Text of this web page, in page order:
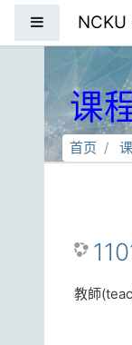
停靠面板
课
首页
教師